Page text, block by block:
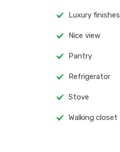
Luxury finishes
Nice view
Pantry
Refrigerator
Stove
Walking closet